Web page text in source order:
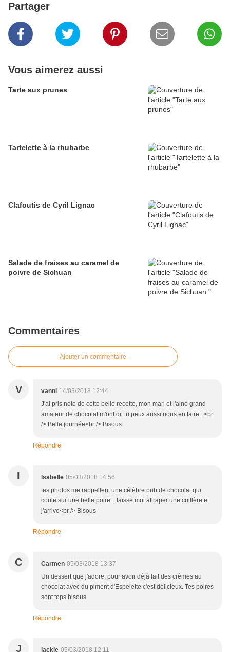
Partager
Vous aimerez aussi
Tarte aux prunes
Tartelette à la rhubarbe
Clafoutis de Cyril Lignac
Salade de fraises au caramel de
poivre de Sichuan
Commentaires
Ajouter un commentaire
V vanni 14/03/2018 12:44
J'ai pris note de cette belle recette, mon mari et l'ainé grand
amateur de chocolat m'ont dit tu peux aussi nous en faire...<br
/> Belle journée<br /> Bisous
Répondre
I Isabelle 05/03/2018 14:56
tes photos me rappellent une célèbre pub de chocolat qui
coule sur une belle poire....laisse moi attraper une cuillère et
j'arrive<br /> Bisous
Répondre
C Carmen 05/03/2018 13:37
Un dessert que j'adore, pour avoir déjà fait des crèmes au
chocolat avec du piment d'Espelette c'est délicieux. Tes poires
sont tops bisous
Répondre
J jackie 05/03/2018 12:11